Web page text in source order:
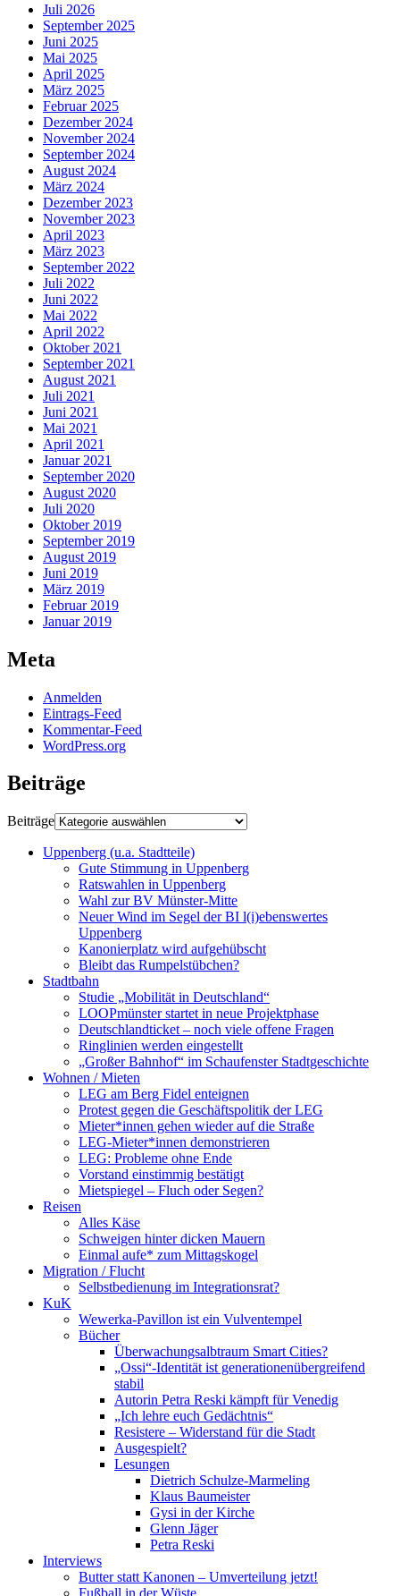
Juli 2026
September 2025
Juni 2025
Mai 2025
April 2025
März 2025
Februar 2025
Dezember 2024
November 2024
September 2024
August 2024
März 2024
Dezember 2023
November 2023
April 2023
März 2023
September 2022
Juli 2022
Juni 2022
Mai 2022
April 2022
Oktober 2021
September 2021
August 2021
Juli 2021
Juni 2021
Mai 2021
April 2021
Januar 2021
September 2020
August 2020
Juli 2020
Oktober 2019
September 2019
August 2019
Juni 2019
März 2019
Februar 2019
Januar 2019
Meta
Anmelden
Eintrags-Feed
Kommentar-Feed
WordPress.org
Beiträge
Beiträge
Uppenberg (u.a. Stadtteile)
Gute Stimmung in Uppenberg
Ratswahlen in Uppenberg
Wahl zur BV Münster-Mitte
Neuer Wind im Segel der BI l(i)ebenswertes
Uppenberg
Kanonierplatz wird aufgehübscht
Bleibt das Rumpelstübchen?
Stadtbahn
Studie „Mobilität in Deutschland“
LOOPmünster startet in neue Projektphase
Deutschlandticket – noch viele offene Fragen
Ringlinien werden eingestellt
„Großer Bahnhof“ im Schaufenster Stadtgeschichte
Wohnen / Mieten
LEG am Berg Fidel enteignen
Protest gegen die Geschäftspolitik der LEG
Mieter*innen gehen wieder auf die Straße
LEG-Mieter*innen demonstrieren
LEG: Probleme ohne Ende
Vorstand einstimmig bestätigt
Mietspiegel – Fluch oder Segen?
Reisen
Alles Käse
Schweigen hinter dicken Mauern
Einmal aufe* zum Mittagskogel
Migration / Flucht
Selbstbedienung im Integrationsrat?
KuK
Wewerka-Pavillon ist ein Vulventempel
Bücher
Überwachungsalbtraum Smart Cities?
„Ossi“-Identität ist generationenübergreifend
stabil
Autorin Petra Reski kämpft für Venedig
„Ich lehre euch Gedächtnis“
Resistere – Widerstand für die Stadt
Ausgespielt?
Lesungen
Dietrich Schulze-Marmeling
Klaus Baumeister
Gysi in der Kirche
Glenn Jäger
Petra Reski
Interviews
Butter statt Kanonen – Umverteilung jetzt!